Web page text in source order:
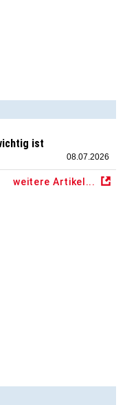
ist
08.07.2026
weitere Artikel...